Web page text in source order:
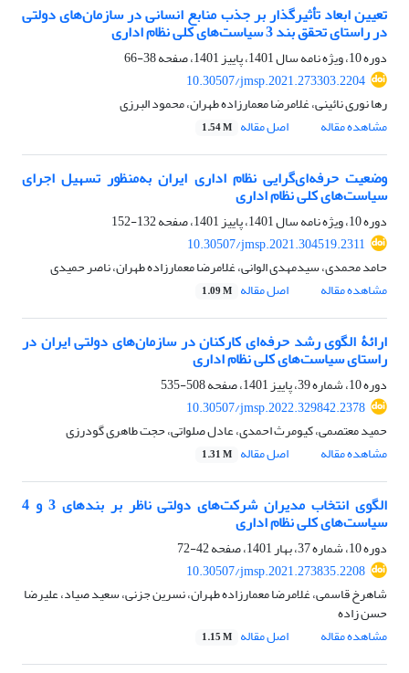
تعیین ابعاد تأثیرگذار بر جذب منابع انسانی در سازمان‌های دولتی
در راستای تحقق بند 3 سیاست‌های کلی نظام اداری
دوره 10، ویژه نامه سال 1401، پاییز 1401، صفحه
38-66
10.30507/jmsp.2021.273303.2204
رها نوری نائینی، غلامرضا معمارزاده طهران، محمود البرزی
مشاهده مقاله
اصل مقاله 1.54 M
وضعیت حرفه‌ای‌گرایی نظام اداری ایران به‌منظور تسهیل اجرای
سیاست‌های کلی نظام اداری
دوره 10، ویژه نامه سال 1401، پاییز 1401، صفحه
132-152
10.30507/jmsp.2021.304519.2311
حامد محمدی، سیدمهدی الوانی، غلامرضا معمارزاده طهران، ناصر حمیدی
مشاهده مقاله
اصل مقاله 1.09 M
ارائۀ الگوی رشد حرفه‌ای کارکنان در سازمان‌های دولتی ایران در
راستای سیاست‌های کلی نظام اداری
دوره 10، شماره 39، پاییز 1401، صفحه
508-535
10.30507/jmsp.2022.329842.2378
حمید معتصمی، کیومرث احمدی، عادل صلواتی، حجت طاهری گودرزی
مشاهده مقاله
اصل مقاله 1.31 M
الگوی انتخاب مدیران شرکت‌های دولتی ناظر بر بندهای 3 و 4
سیاست‌های کلی نظام اداری
دوره 10، شماره 37، بهار 1401، صفحه
42-72
10.30507/jmsp.2021.273835.2208
شاهرخ قاسمی، غلامرضا معمارزاده طهران، نسرین جزنی، سعید صیاد، علیرضا
حسن زاده
مشاهده مقاله
اصل مقاله 1.15 M